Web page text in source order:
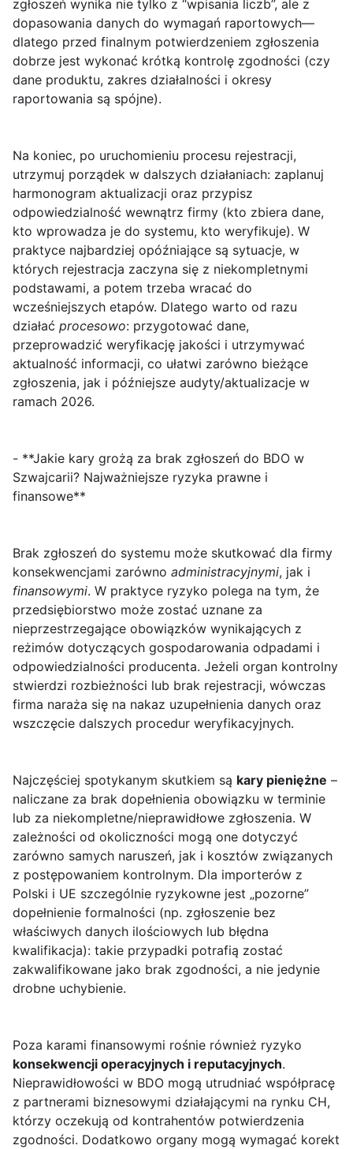
zgłoszeń wynika nie tylko z “wpisania liczb”, ale z
dopasowania danych do wymagań raportowych—
dlatego przed finalnym potwierdzeniem zgłoszenia
dobrze jest wykonać krótką kontrolę zgodności (czy
dane produktu, zakres działalności i okresy
raportowania są spójne).
Na koniec, po uruchomieniu procesu rejestracji,
utrzymuj porządek w dalszych działaniach: zaplanuj
harmonogram aktualizacji oraz przypisz
odpowiedzialność wewnątrz firmy (kto zbiera dane,
kto wprowadza je do systemu, kto weryfikuje). W
praktyce najbardziej opóźniające są sytuacje, w
których rejestracja zaczyna się z niekompletnymi
podstawami, a potem trzeba wracać do
wcześniejszych etapów. Dlatego warto od razu
działać procesowo: przygotować dane,
przeprowadzić weryfikację jakości i utrzymywać
aktualność informacji, co ułatwi zarówno bieżące
zgłoszenia, jak i późniejsze audyty/aktualizacje w
ramach 2026.
- **Jakie kary grożą za brak zgłoszeń do BDO w
Szwajcarii? Najważniejsze ryzyka prawne i
finansowe**
Brak zgłoszeń do systemu może skutkować dla firmy
konsekwencjami zarówno administracyjnymi, jak i
finansowymi. W praktyce ryzyko polega na tym, że
przedsiębiorstwo może zostać uznane za
nieprzestrzegające obowiązków wynikających z
reżimów dotyczących gospodarowania odpadami i
odpowiedzialności producenta. Jeżeli organ kontrolny
stwierdzi rozbieżności lub brak rejestracji, wówczas
firma naraża się na nakaz uzupełnienia danych oraz
wszczęcie dalszych procedur weryfikacyjnych.
Najczęściej spotykanym skutkiem są kary pieniężne –
naliczane za brak dopełnienia obowiązku w terminie
lub za niekompletne/nieprawidłowe zgłoszenia. W
zależności od okoliczności mogą one dotyczyć
zarówno samych naruszeń, jak i kosztów związanych
z postępowaniem kontrolnym. Dla importerów z
Polski i UE szczególnie ryzykowne jest „pozorne”
dopełnienie formalności (np. zgłoszenie bez
właściwych danych ilościowych lub błędna
kwalifikacja): takie przypadki potrafią zostać
zakwalifikowane jako brak zgodności, a nie jedynie
drobne uchybienie.
Poza karami finansowymi rośnie również ryzyko
konsekwencji operacyjnych i reputacyjnych.
Nieprawidłowości w BDO mogą utrudniać współpracę
z partnerami biznesowymi działającymi na rynku CH,
którzy oczekują od kontrahentów potwierdzenia
zgodności. Dodatkowo organy mogą wymagać korekt